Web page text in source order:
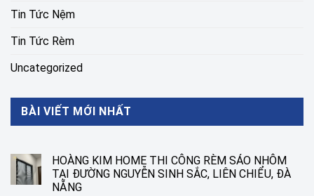
Tin Tức Nệm
Tin Tức Rèm
Uncategorized
BÀI VIẾT MỚI NHẤT
HOÀNG KIM HOME THI CÔNG RÈM SÁO NHÔM
TẠI ĐƯỜNG NGUYỄN SINH SẮC, LIÊN CHIỂU, ĐÀ
NẴNG